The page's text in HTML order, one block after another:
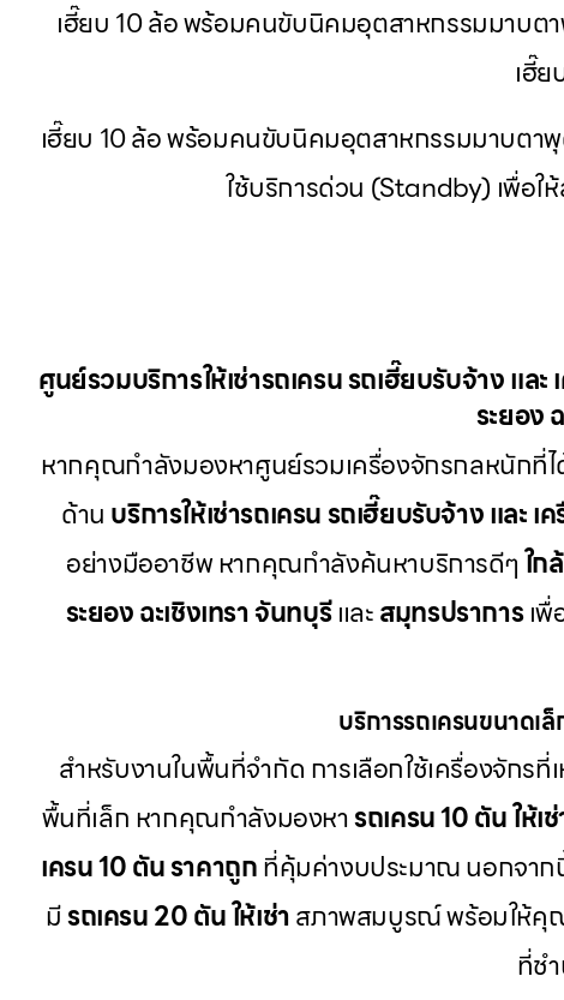
เฮี๊ยบ 10 ล้อ พร้อมคนขับนิคมอุตสาหกรรมมาบตา
เฮี๊
เฮี๊ยบ 10 ล้อ พร้อมคนขับนิคมอุตสาหกรรมมาบตาพุ
ใช้บริการด่วน (Standby) เพื่อใ
ศูนย์รวมบริการให้เช่ารถเครน รถเฮี๊ยบรับจ้าง แ
ระยอง
หากคุณกำลังมองหาศูนย์รวมเครื่องจักรกลหนักที่ไ
ด้าน บริการให้เช่ารถเครน รถเฮี๊ยบรับจ้าง และ
อย่างมืออาชีพ หากคุณกำลังค้นหาบริการดีๆใก
ระยอง ฉะเชิงเทรา จันทบุรีและสมุทรปราการเพื่
บริการรถเครนขนาด
สำหรับงานในพื้นที่จำกัด การเลือกใช้เครื่องจักรที่
พื้นที่เล็ก หากคุณกำลังมองหารถเครน 10 ตัน ให้เ
เครน 10 ตัน ราคาถูกที่คุ้มค่างบประมาณ นอกจาก
มีรถเครน 20 ตัน ให้เช่าสภาพสมบูรณ์ พร้อมให้
ที่ช